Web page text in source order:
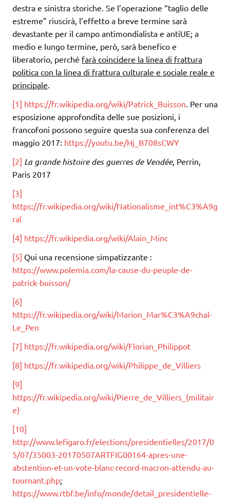
destra e sinistra storiche. Se l’operazione “taglio delle
estreme” riuscirà, l’effetto a breve termine sarà
devastante per il campo antimondialista e antiUE; a
medio e lungo termine, però, sarà benefico e
liberatorio, perché farà coincidere la linea di frattura
politica con la linea di frattura culturale e sociale reale e
principale.
[1] https://fr.wikipedia.org/wiki/Patrick_Buisson. Per una
esposizione approfondita delle sue posizioni, i
francofoni possono seguire questa sua conferenza del
maggio 2017: https://youtu.be/Hj_B708sCWY
[2] La grande histoire des guerres de Vendée, Perrin,
Paris 2017
[3]
https://fr.wikipedia.org/wiki/Nationalisme_int%C3%A9g
ral
[4] https://fr.wikipedia.org/wiki/Alain_Minc
[5] Qui una recensione simpatizzante :
https://www.polemia.com/la-cause-du-peuple-de-
patrick-buisson/
[6]
https://fr.wikipedia.org/wiki/Marion_Mar%C3%A9chal-
Le_Pen
[7] https://fr.wikipedia.org/wiki/Florian_Philippot
[8] https://fr.wikipedia.org/wiki/Philippe_de_Villiers
[9]
https://fr.wikipedia.org/wiki/Pierre_de_Villiers_(militair
e)
[10]
http://www.lefigaro.fr/elections/presidentielles/2017/0
5/07/35003-20170507ARTFIG00164-apres-une-
abstention-et-un-vote-blanc-record-macron-attendu-au-
tournant.php;
https://www.rtbf.be/info/monde/detail_presidentielle-